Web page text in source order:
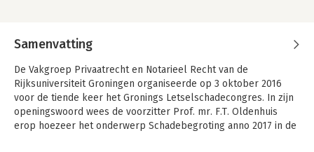
Samenvatting
De Vakgroep Privaatrecht en Notarieel Recht van de
Rijksuniversiteit Groningen organiseerde op 3 oktober 2016
voor de tiende keer het Gronings Letselschadecongres. In zijn
openingswoord wees de voorzitter Prof. mr. F.T. Oldenhuis
erop hoezeer het onderwerp Schadebegroting anno 2017 in de